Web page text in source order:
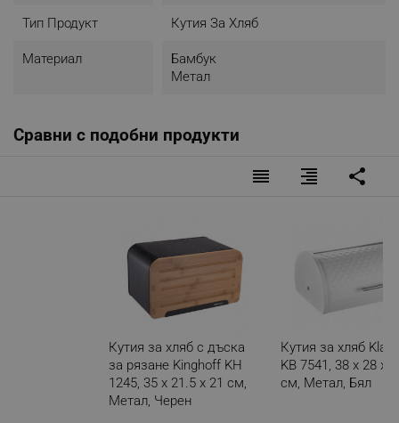
Тип Продукт Кутия За Хляб
Материал
Бамбук
Метал
Сравни с подобни продукти
reorder format_align_right share
Кутия за хляб с дъска
за рязане Kinghoff KH
1245, 35 х 21.5 х 21 см,
Метал, Черен
Кутия за хляб
KB 7541, 38 х 28 х
см, Метал, Бял